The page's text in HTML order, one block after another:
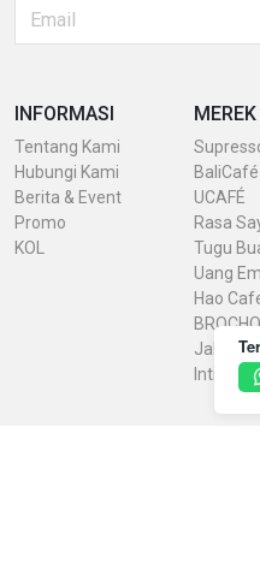
INFORMASI
Tentang Kami
Hubungi Kami
Berita & Event
Promo
KOL
MEREK
BaliCafé
UCAFÉ
Rasa
Tugu
Uang
Hao
Jaheku
IntiRasa